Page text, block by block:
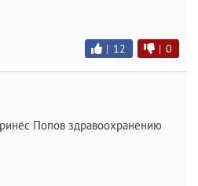
| 12 | 0
Попов здравоохранению